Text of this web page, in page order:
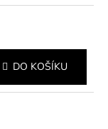
DO KOŠÍKU